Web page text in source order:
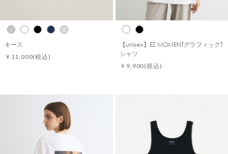
キース
￥11,000(税込)
【unisex】EZ MOMENTグラフィックT
シャツ
￥9,900(税込)